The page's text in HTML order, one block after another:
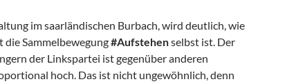
im saarländischen Burbach, wird deutlich, wie
Sammelbewegung#Aufstehenselbst ist. Der
der Linkspartei ist gegenüber anderen
hoch. Das ist nicht ungewöhnlich, denn